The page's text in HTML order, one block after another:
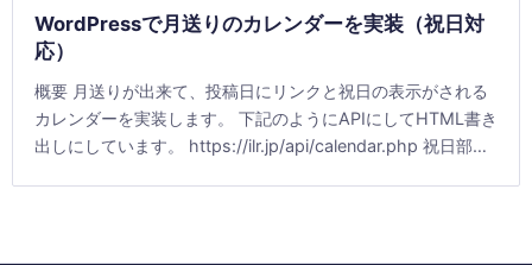
WordPressで月送りのカレンダーを実装（祝日対
応）
概要 月送りが出来て、投稿日にリンクと祝日の表示がされる
カレンダーを実装します。 下記のようにAPIにしてHTML書き
出しにしています。 https://ilr.jp/api/calendar.php 祝日部